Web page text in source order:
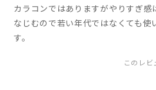
カラコンではありますがやりすぎ感
なじむので若い年代ではなくても使
す。
このレビ